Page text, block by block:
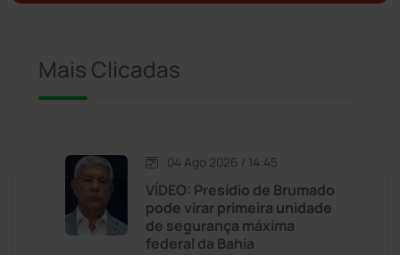
Iuiu
Jequié
Jussiape
Mais Clicadas
04 Ago 2026 / 14:45
VÍDEO: Presídio de Brumado
pode virar primeira unidade
de segurança máxima
federal da Bahia